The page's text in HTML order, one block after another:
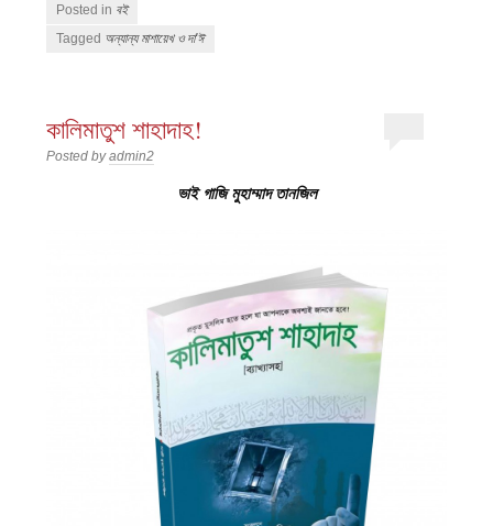
Posted in বই
Tagged অন্যান্য মাশায়েখ ও দা'ঈ
কালিমাতুশ শাহাদাহ!
Posted byadmin2
ভাই গাজি মুহাম্মাদ তানজিল